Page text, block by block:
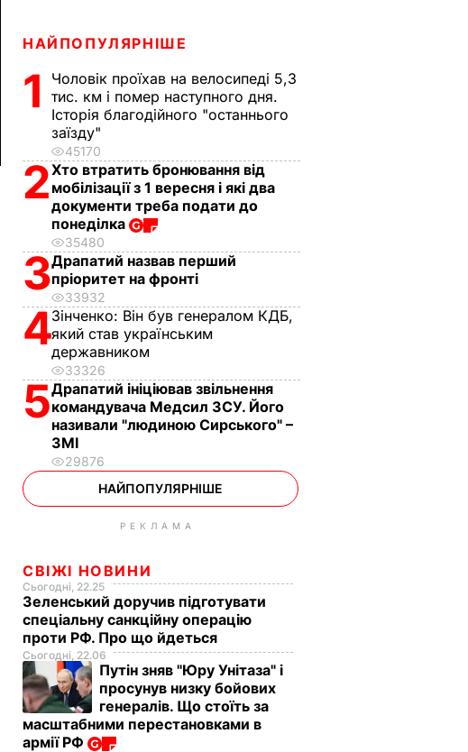
НАЙПОПУЛЯРНІШЕ
1
Чоловік проїхав на велосипеді 5,3
тис. км і помер наступного дня.
Історія благодійного "останнього
заїзду"
45170
2Хто втратить бронювання від
мобілізації з 1 вересня і які два
документи треба подати до
понеділка
35480
3Драпатий назвав перший
пріоритет на фронті
33932
4Зінченко: Він був генералом КДБ,
який став українським
державником
33326
5Драпатий ініціював звільнення
командувача Медсил ЗСУ. Його
називали "людиною Сирського" –
ЗМІ
29876
НАЙПОПУЛЯРНІШЕ
РЕКЛАМА
СВІЖІ НОВИНИ
Сьогодні, 22.25
Зеленський доручив підготувати
спеціальну санкційну операцію
проти РФ. Про що йдеться
Сьогодні, 22.06
Путін зняв "Юру Унітаза" і
просунув низку бойових
генералів. Що стоїть за
масштабними перестановками в
армії РФ